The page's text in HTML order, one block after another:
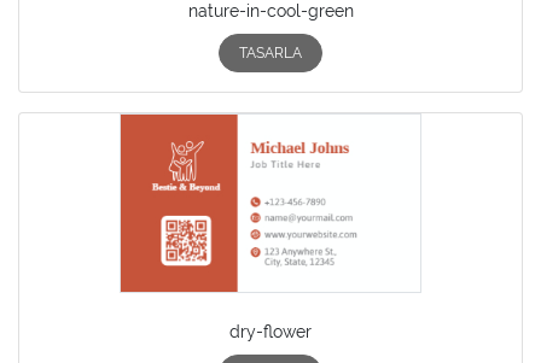
nature-in-cool-green
TASARLA
dry-flower